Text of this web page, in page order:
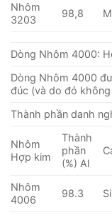
Nhôm
3203
98,8
Dòng Nhôm 4000:
Dòng Nhôm 4000
đúc (và do đó
Thành phần danh
Nhôm
Hợp kim
Thành
phần
(%) Al
Nhôm
4006
98.3